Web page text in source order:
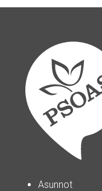
Asunnot